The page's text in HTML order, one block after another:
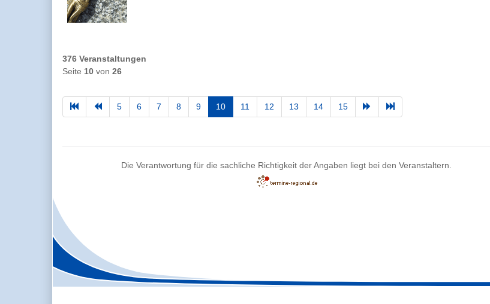
376 Veranstaltungen
Seite 10 von 26
5 6 7 8 9 10 11 12 13 14 15
Die Verantwortung für die sachliche Richtigkeit der Angaben liegt bei den Veranstaltern.